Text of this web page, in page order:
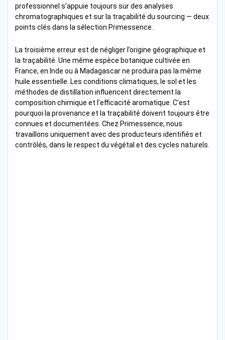
professionnel s’appuie toujours sur des analyses
chromatographiques et sur la traçabilité du sourcing — deux
points clés dans la sélection Primessence.
La troisième erreur est de négliger l’origine géographique et
la traçabilité. Une même espèce botanique cultivée en
France, en Inde ou à Madagascar ne produira pas la même
huile essentielle. Les conditions climatiques, le sol et les
méthodes de distillation influencent directement la
composition chimique et l’efficacité aromatique. C’est
pourquoi la provenance et la traçabilité doivent toujours être
connues et documentées. Chez Primessence, nous
travaillons uniquement avec des producteurs identifiés et
contrôlés, dans le respect du végétal et des cycles naturels.